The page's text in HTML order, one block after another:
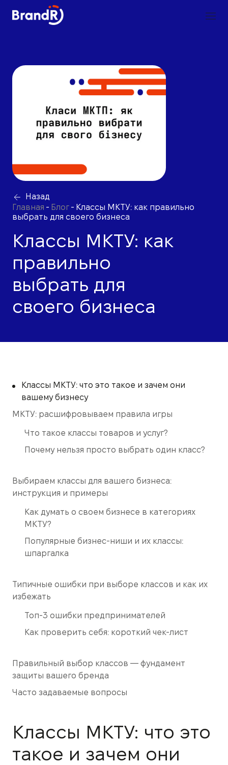
Назад
Главная - Блог - Классы МКТУ: как правильно
выбрать для своего бизнеса
Классы МКТУ: как
правильно
выбрать для
своего бизнеса
Классы МКТУ: что это такое и зачем они
вашему бизнесу
МКТУ: расшифровываем правила игры
Что такое классы товаров и услуг?
Почему нельзя просто выбрать один класс?
Выбираем классы для вашего бизнеса:
инструкция и примеры
Как думать о своем бизнесе в категориях
МКТУ?
Популярные бизнес-ниши и их классы:
шпаргалка
Типичные ошибки при выборе классов и как их
избежать
Топ-3 ошибки предпринимателей
Как проверить себя: короткий чек-лист
Правильный выбор классов — фундамент
защиты вашего бренда
Часто задаваемые вопросы
Классы МКТУ: что это
такое и зачем они